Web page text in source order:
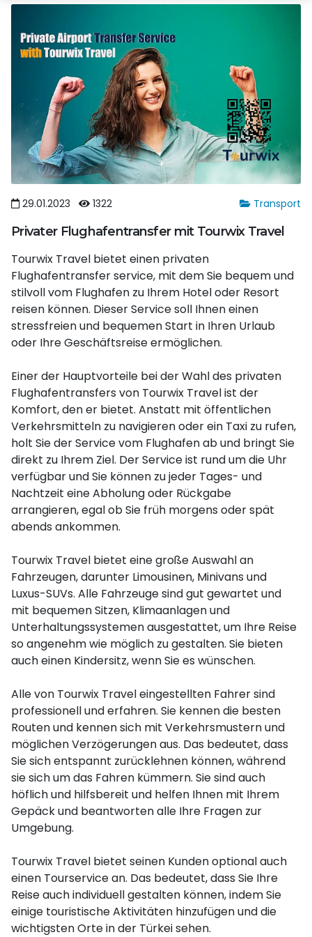
Transport
29.01.2023 1322
Privater Flughafentransfer mit Tourwix Travel
Tourwix Travel bietet einen privaten
Flughafentransfer service, mit dem Sie bequem und
stilvoll vom Flughafen zu Ihrem Hotel oder Resort
reisen können. Dieser Service soll Ihnen einen
stressfreien und bequemen Start in Ihren Urlaub
oder Ihre Geschäftsreise ermöglichen.
Einer der Hauptvorteile bei der Wahl des privaten
Flughafentransfers von Tourwix Travel ist der
Komfort, den er bietet. Anstatt mit öffentlichen
Verkehrsmitteln zu navigieren oder ein Taxi zu rufen,
holt Sie der Service vom Flughafen ab und bringt Sie
direkt zu Ihrem Ziel. Der Service ist rund um die Uhr
verfügbar und Sie können zu jeder Tages- und
Nachtzeit eine Abholung oder Rückgabe
arrangieren, egal ob Sie früh morgens oder spät
abends ankommen.
Tourwix Travel bietet eine große Auswahl an
Fahrzeugen, darunter Limousinen, Minivans und
Luxus-SUVs. Alle Fahrzeuge sind gut gewartet und
mit bequemen Sitzen, Klimaanlagen und
Unterhaltungssystemen ausgestattet, um Ihre Reise
so angenehm wie möglich zu gestalten. Sie bieten
auch einen Kindersitz, wenn Sie es wünschen.
Alle von Tourwix Travel eingestellten Fahrer sind
professionell und erfahren. Sie kennen die besten
Routen und kennen sich mit Verkehrsmustern und
möglichen Verzögerungen aus. Das bedeutet, dass
Sie sich entspannt zurücklehnen können, während
sie sich um das Fahren kümmern. Sie sind auch
höflich und hilfsbereit und helfen Ihnen mit Ihrem
Gepäck und beantworten alle Ihre Fragen zur
Umgebung.
Tourwix Travel bietet seinen Kunden optional auch
einen Tourservice an. Das bedeutet, dass Sie Ihre
Reise auch individuell gestalten können, indem Sie
einige touristische Aktivitäten hinzufügen und die
wichtigsten Orte in der Türkei sehen.